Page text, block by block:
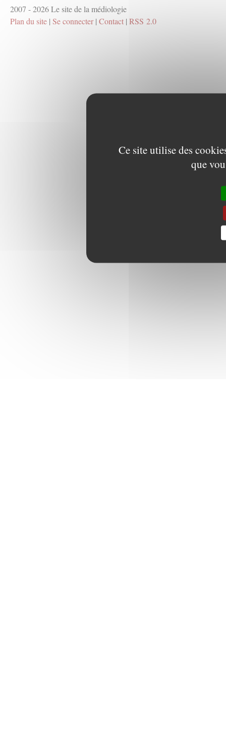
2007 - 2026 Le site de la médiologie
Plan du site | Se connecter| Contact | RSS 2.0
Ce site utilise des
que